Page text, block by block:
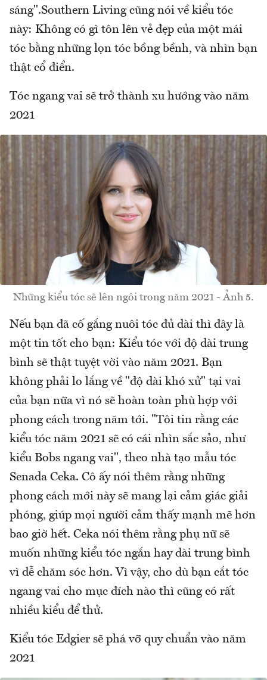
sáng".Southern Living cũng nói về kiểu tóc
này: Không có gì tôn lên vẻ đẹp của một mái
tóc bằng những lọn tóc bồng bềnh, và nhìn bạn
thật cổ điển.
Tóc ngang vai sẽ trở thành xu hướng vào năm
2021
Những kiểu tóc sẽ lên ngôi trong năm 2021 - Ảnh 5.
Nếu bạn đã cố gắng nuôi tóc đủ dài thì đây là
một tin tốt cho bạn: Kiểu tóc với độ dài trung
bình sẽ thật tuyệt vời vào năm 2021. Bạn
không phải lo lắng về "độ dài khó xử" tại vai
của bạn nữa vì nó sẽ hoàn toàn phù hợp với
phong cách trong năm tới. "Tôi tin rằng các
kiểu tóc năm 2021 sẽ có cái nhìn sắc sảo, như
kiểu Bobs ngang vai", theo nhà tạo mẫu tóc
Senada Ceka. Cô ấy nói thêm rằng những
phong cách mới này sẽ mang lại cảm giác giải
phóng, giúp mọi người cảm thấy mạnh mẽ hơn
bao giờ hết. Ceka nói thêm rằng phụ nữ sẽ
muốn những kiểu tóc ngắn hay dài trung bình
vì dễ chăm sóc hơn. Vì vậy, cho dù bạn cắt tóc
ngang vai cho mục đích nào thì cũng có rất
nhiều kiểu để thử.
Kiểu tóc Edgier sẽ phá vỡ quy chuẩn vào năm
2021